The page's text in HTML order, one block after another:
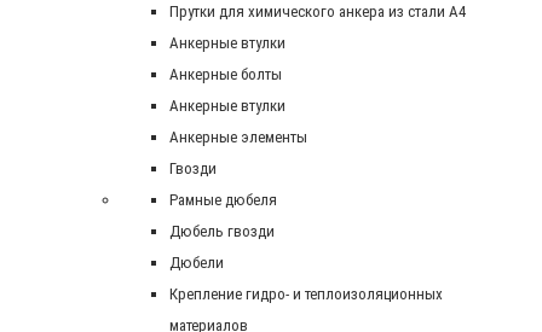
Прутки для химического анкера из стали А4
Анкерные втулки
Анкерные болты
Анкерные втулки
Анкерные элементы
Гвозди
Рамные дюбеля
Дюбель гвозди
Дюбели
Крепление гидро- и теплоизоляционных
материалов